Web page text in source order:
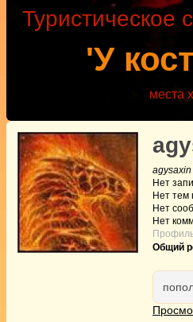
'У
Туристическое
места
agysaxin
Нет
Нет тем
Нет
Нет
Общий